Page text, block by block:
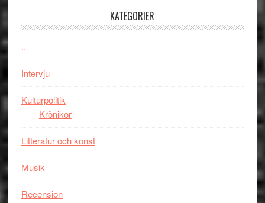
firas
KATEGORIER
..
Intervju
Kulturpolitik
Krönikor
Litteratur och konst
Musik
Recension